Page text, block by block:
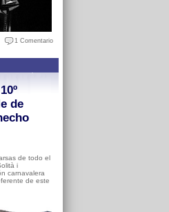
1 Comentario
de
de todo el
i
carnavalera
de este